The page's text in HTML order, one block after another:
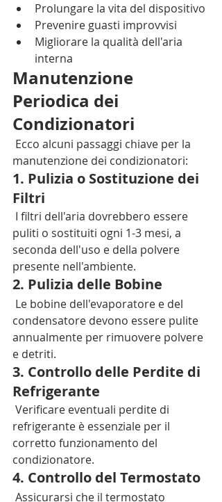
Prolungare la vita del dispositivo
Prevenire guasti improvvisi
Migliorare la qualità dell'aria
interna
Manutenzione
Periodica dei
Condizionatori
manutenzione dei condizionatori:
1. Pulizia o Sostituzione dei
Filtri
puliti o sostituiti ogni 1-3 mesi, a
seconda dell'uso e della polvere
presente nell'ambiente.
2. Pulizia delle Bobine
condensatore devono essere pulite
annualmente per rimuovere polvere
e detriti.
3. Controllo delle Perdite di
Refrigerante
refrigerante è essenziale per il
corretto funzionamento del
condizionatore.
4. Controllo del Termostato